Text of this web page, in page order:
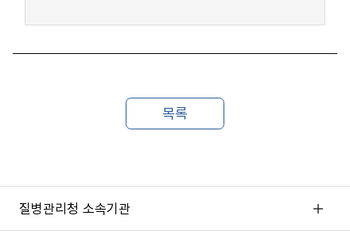
질병관리청 소속기관